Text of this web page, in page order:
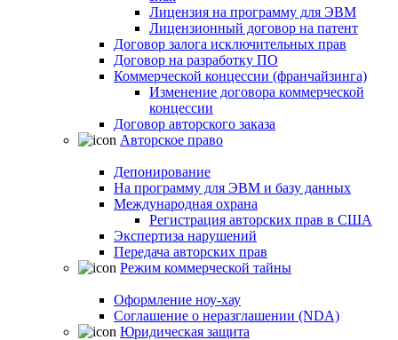
Лицензия на программу для ЭВМ
Лицензионный договор на патент
Договор залога исключительных прав
Договор на разработку ПО
Коммерческой концессии (франчайзинга)
Изменение договора коммерческой
концессии
Договор авторского заказа
Авторское право
Депонирование
На программу для ЭВМ и базу данных
Международная охрана
Регистрация авторских прав в США
Экспертиза нарушений
Передача авторских прав
Режим коммерческой тайны
Оформление ноу-хау
Соглашение о неразглашении (NDA)
Юридическая защита